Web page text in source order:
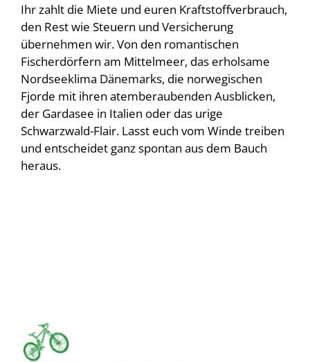
Ihr zahlt die Miete und euren Kraftstoffverbrauch,
den Rest wie Steuern und Versicherung
übernehmen wir. Von den romantischen
Fischerdörfern am Mittelmeer, das erholsame
Nordseeklima Dänemarks, die norwegischen
Fjorde mit ihren atemberaubenden Ausblicken,
der Gardasee in Italien oder das urige
Schwarzwald-Flair. Lasst euch vom Winde treiben
und entscheidet ganz spontan aus dem Bauch
heraus.